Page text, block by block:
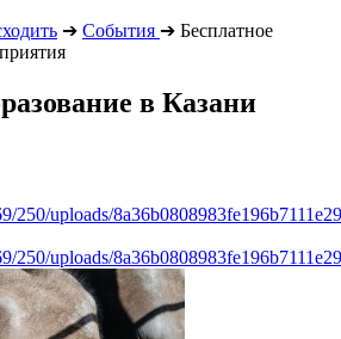
➔ События ➔ Бесплатное
в Казани
250/uploads/
250/uploads/